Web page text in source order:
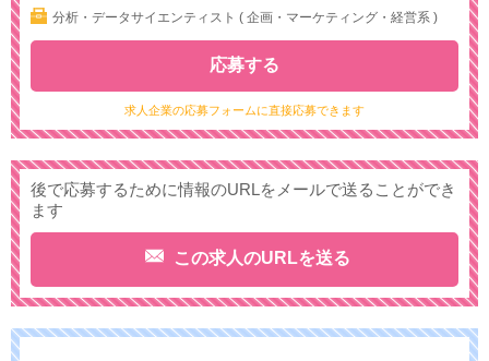
分析・データサイエンティスト ( 企画・マーケティング・経営系 )
求人企業の応募フォームに直接応募できます
応募する
後で応募するために情報のURLをメールで送ることができ
ます
この求人のURLを送る